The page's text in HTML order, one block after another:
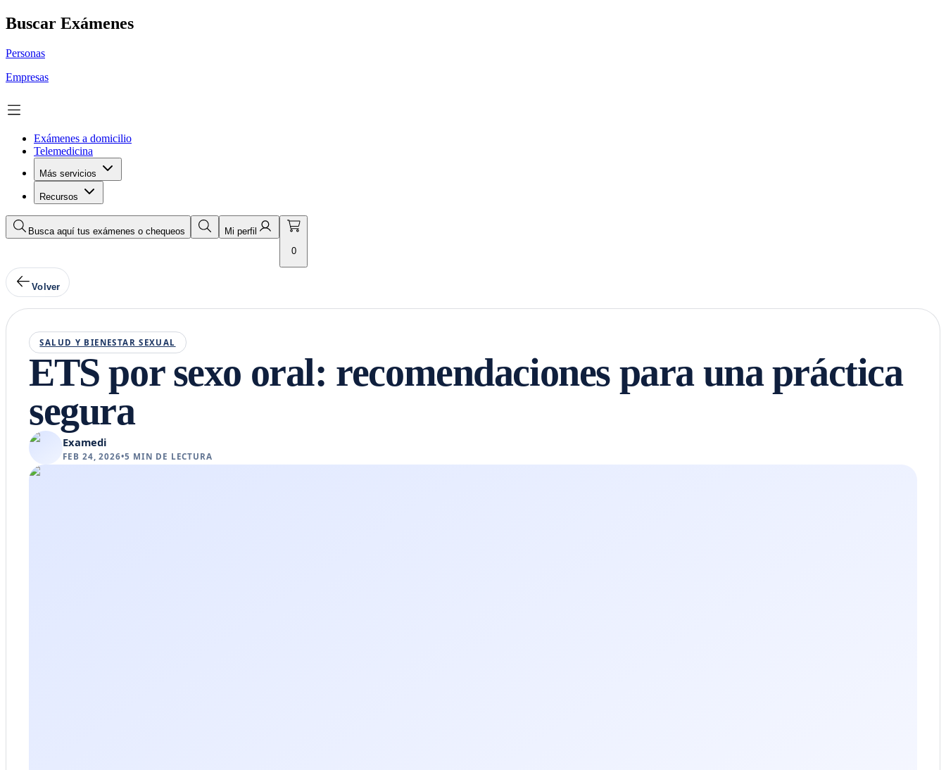
Buscar Exámenes
Personas
Empresas
Exámenes a domicilio
Telemedicina
Más servicios
Recursos
Busca aquí tus exámenes o chequeos
Mi perfil
0
Volver
SALUD Y BIENESTAR SEXUAL
ETS por sexo oral: recomendaciones para una práctica
segura
Examedi
FEB 24, 2026•5 MIN DE LECTURA